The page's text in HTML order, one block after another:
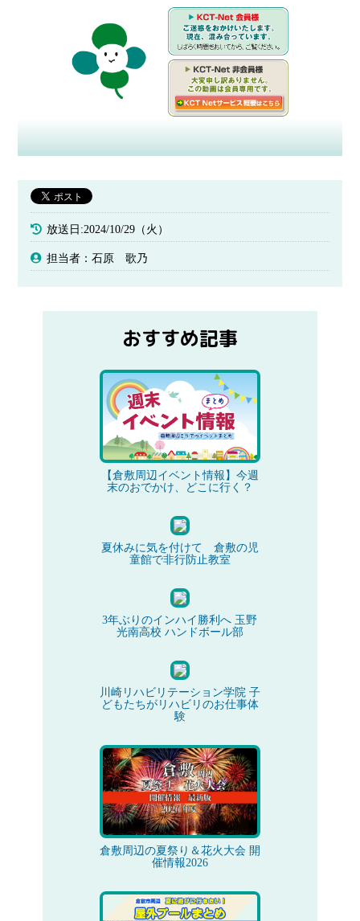
放送日:2024/10/29（火）
担当者：石原 歌乃
おすすめ記事
【倉敷周辺イベント情報】今週
末のおでかけ、どこに行く？
夏休みに気を付けて 倉敷の児
童館で非行防止教室
3年ぶりのインハイ勝利へ 玉野
光南高校 ハンドボール部
川崎リハビリテーション学院 子
どもたちがリハビリのお仕事体
験
倉敷周辺の夏祭り＆花火大会 開
催情報2026